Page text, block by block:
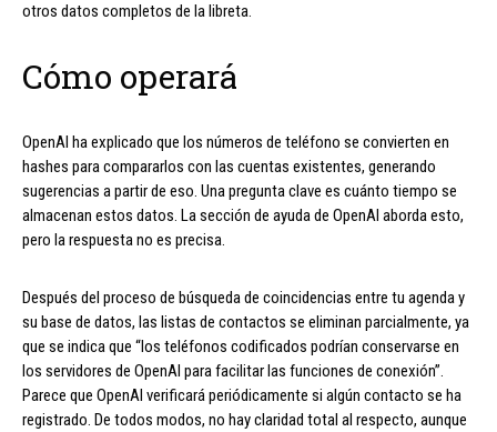
otros datos completos de la libreta.
Cómo operará
OpenAI ha explicado que los números de teléfono se convierten en
hashes para compararlos con las cuentas existentes, generando
sugerencias a partir de eso. Una pregunta clave es cuánto tiempo se
almacenan estos datos. La sección de ayuda de OpenAI aborda esto,
pero la respuesta no es precisa.
Después del proceso de búsqueda de coincidencias entre tu agenda y
su base de datos, las listas de contactos se eliminan parcialmente, ya
que se indica que “los teléfonos codificados podrían conservarse en
los servidores de OpenAI para facilitar las funciones de conexión”.
Parece que OpenAI verificará periódicamente si algún contacto se ha
registrado. De todos modos, no hay claridad total al respecto, aunque